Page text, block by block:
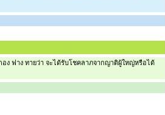
ง ฟาง ทายว่า จะได้รับโชคลาภจากญาติผู้ใหญ่หรือได้